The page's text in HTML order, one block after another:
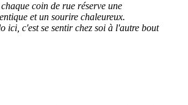
coin de rue réserve une
et un sourire chaleureux.
ici, c'est se sentir chez soi à l'autre bout